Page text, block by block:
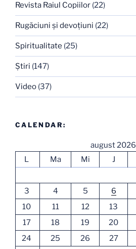
Revista Raiul Copiilor (22)
Rugăciuni şi devoţiuni (22)
Spiritualitate (25)
Ştiri (147)
Video (37)
CALENDAR:
august 2026
L
Ma Mi J
3
4 5 6
10
11 12 13
17
18 19 20
24
25 26 27